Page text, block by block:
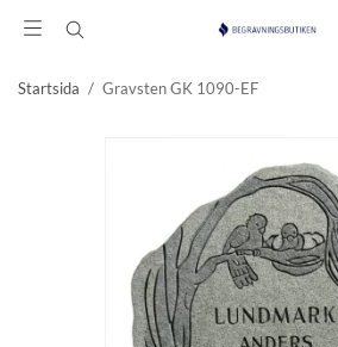
Startsida / Gravsten GK 1090-EF